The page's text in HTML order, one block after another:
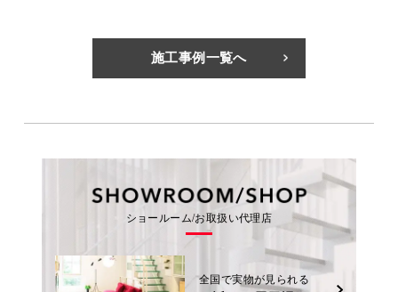
施工事例一覧へ
ショールーム/お取扱い代理店
全国で実物が見られる